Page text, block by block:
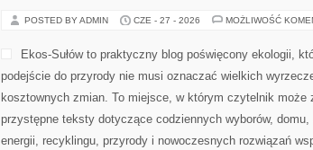
POSTED BY ADMIN CZE - 27 - 2026 MOŻLIWOŚĆ
Ekos-Sułów to praktyczny blog poświęcony ekologii,
podejście do przyrody nie musi oznaczać wielkich
kosztownych zmian. To miejsce, w którym czytelnik może
przystępne teksty dotyczące codziennych wyborów, domu,
energii, recyklingu, przyrody i nowoczesnych rozwiązań